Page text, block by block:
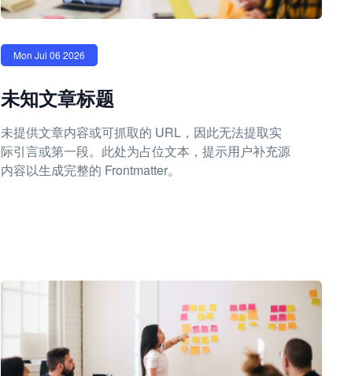
Mon Jul 06 2026
未知文章标题
未提供文章内容或可抓取的 URL，因此无法提取实
际引言或第一段。此处为占位文本，提示用户补充源
内容以生成完整的 Frontmatter。